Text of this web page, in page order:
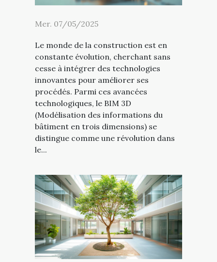
Mer. 07/05/2025
Le monde de la construction est en
constante évolution, cherchant sans
cesse à intégrer des technologies
innovantes pour améliorer ses
procédés. Parmi ces avancées
technologiques, le BIM 3D
(Modélisation des informations du
bâtiment en trois dimensions) se
distingue comme une révolution dans
le...